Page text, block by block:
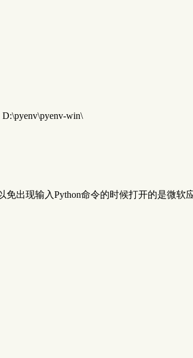
win\
免出现输入Python命令的时候打开的是微软